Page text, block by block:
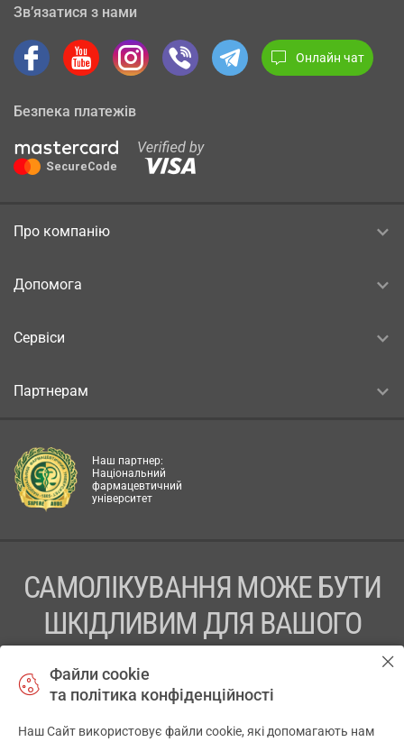
Зв’язатися з нами
Онлайн чат
Безпека платежів
Про компанію
Допомога
Сервіси
Партнерам
Наш партнер:
Національний
фармацевтичний
університет
САМОЛІКУВАННЯ МОЖЕ БУТИ
ШКІДЛИВИМ ДЛЯ ВАШОГО
ПЕРЕД ЗАСТОСУВАННЯМ ПРЕПАРАТУ ПРОКОНСУЛЬТУЙТЕСЬ
Файли cookie
та політика конфіденційності
Наш Сайт використовує файли cookie, які допомагають нам